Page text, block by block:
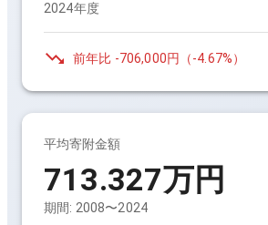
2024年度
前年比 -706,000円 （-4.67%）
平均寄附金額
713.327万円
期間: 2008〜2024